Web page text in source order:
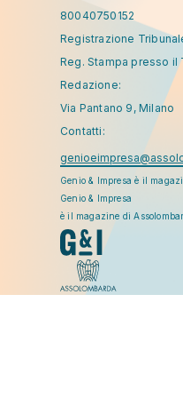
80040750152
Registrazione
Reg. Stampa presso il
Redazione:
Via Pantano 9, Milano
Contatti:
Genio & Impresa è il
Genio & Impresa
è il magazine di